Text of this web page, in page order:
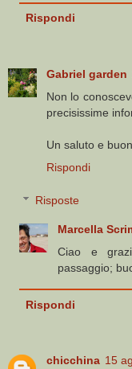
Rispondi
Gabriel garden
Non lo
precisissime
Un saluto e
Rispondi
Risposte
Marcella
Ciao e
passaggio;
Rispondi
chicchina 15